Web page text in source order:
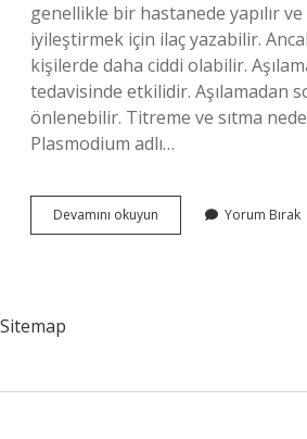
genellikle bir hastanede yapılır
iyileştirmek için ilaç yazabilir.
kişilerde daha ciddi olabilir.
tedavisinde etkilidir. Aşılamadan
önlenebilir. Titreme ve sıtma
Plasmodium adlı…
Devamını okuyun
Hastalığına
Yorum Bırak
Sitemap